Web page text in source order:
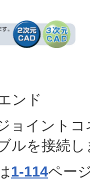
ンド
ョイント
ルを接続し
1-114ペー